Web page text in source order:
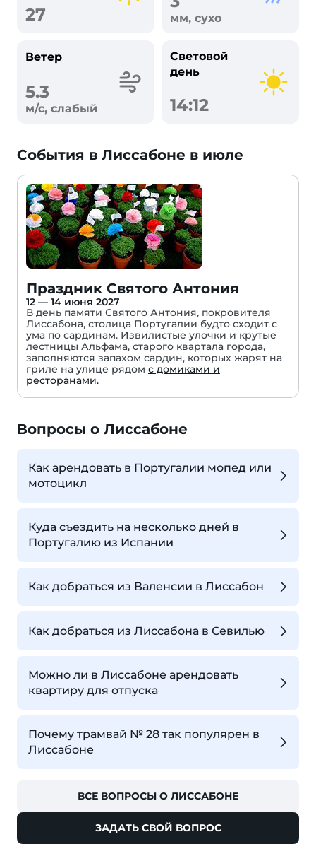
27 мм, сухо
Ветер
5.3
м/с, слабый
Световой
день
14:12
События в Лиссабоне в июле
Праздник Святого Антония
12 — 14 июня 2027
В день памяти Святого Антония, покровителя
Лиссабона, столица Португалии будто сходит с
ума по сардинам. Извилистые улочки и крутые
лестницы Альфама, старого квартала города,
заполняются запахом сардин, которых жарят на
гриле на улице рядом с домиками и
ресторанами.
Вопросы о Лиссабоне
Как арендовать в Португалии мопед или
мотоцикл
Куда съездить на несколько дней в
Португалию из Испании
Как добраться из Валенсии в Лиссабон
Как добраться из Лиссабона в Севилью
Можно ли в Лиссабоне арендовать
квартиру для отпуска
Почему трамвай № 28 так популярен в
Лиссабоне
ВСЕ ВОПРОСЫ О ЛИССАБОНЕ
ЗАДАТЬ СВОЙ ВОПРОС